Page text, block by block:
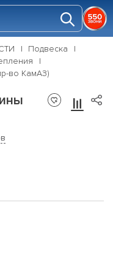
Подвеска
во КамАЗ)